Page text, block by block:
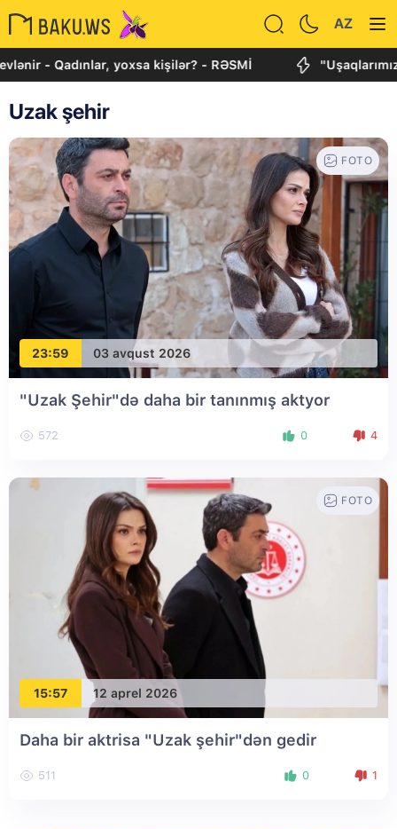
AZ
yoxsa kişilər? - RƏSMİ "Uşaqlarımızı
Uzak şehir
23:59 03 avqust 2026
FOTO
"Uzak Şehir"də daha bir tanınmış aktyor
572 0 4
15:57 12 aprel 2026
FOTO
Daha bir aktrisa "Uzak şehir"dən gedir
511 0 1